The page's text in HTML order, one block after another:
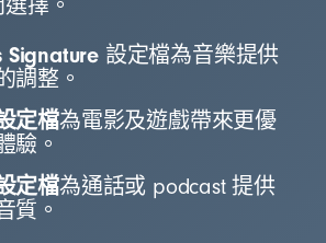
擇。
Signature設定檔為音樂提供
調整。
定檔為電影及遊戲帶來更優
驗。
定檔為通話或 podcast 提供
質。